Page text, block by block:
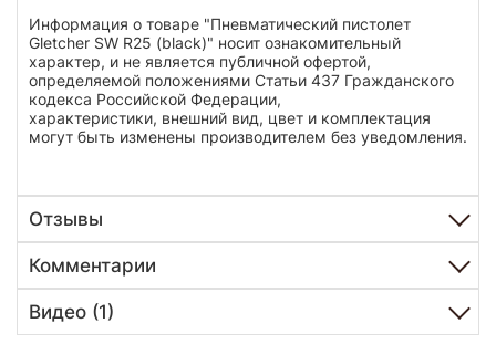
Информация о товаре "Пневматический пистолет
Gletcher SW R25 (black)" носит ознакомительный
характер, и не является публичной офертой,
определяемой положениями Статьи 437 Гражданского
кодекса Российской Федерации,
характеристики, внешний вид, цвет и комплектация
могут быть изменены производителем без уведомления.
Отзывы
Комментарии
Видео (1)